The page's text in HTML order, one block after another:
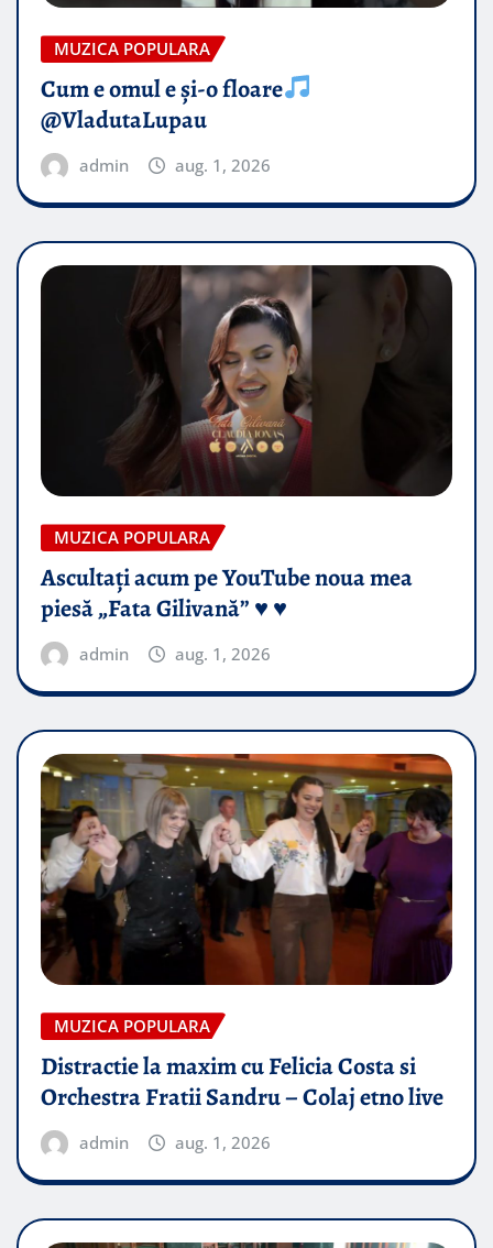
MUZICA POPULARA
Cum e omul e și-o floare
@VladutaLupau
admin aug. 1, 2026
MUZICA POPULARA
Ascultați acum pe YouTube noua mea
piesă „Fata Gilivană” ♥️ ♥️
admin aug. 1, 2026
MUZICA POPULARA
Distractie la maxim cu Felicia Costa si
Orchestra Fratii Sandru – Colaj etno live
admin aug. 1, 2026